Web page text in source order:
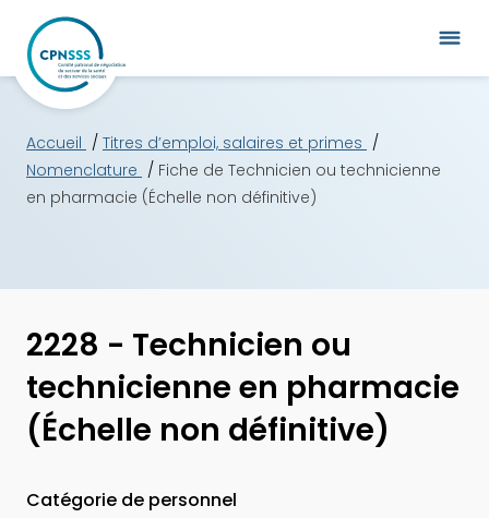
Accueil
Titres d’emploi, salaires et primes
Nomenclature
Fiche de Technicien ou technicienne
en pharmacie (Échelle non définitive)
2228 - Technicien ou
technicienne en pharmacie
(Échelle non définitive)
Catégorie de personnel